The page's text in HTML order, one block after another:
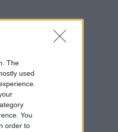
The
used
You
order to